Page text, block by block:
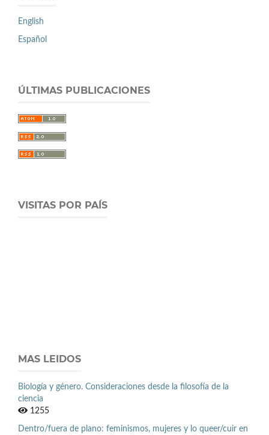
English
Español
ÚLTIMAS PUBLICACIONES
VISITAS POR PAÍS
MAS LEIDOS
Biología y género. Consideraciones desde la filosofía de la
ciencia
1255
Dentro/fuera de plano: feminismos, mujeres y lo queer/cuir en